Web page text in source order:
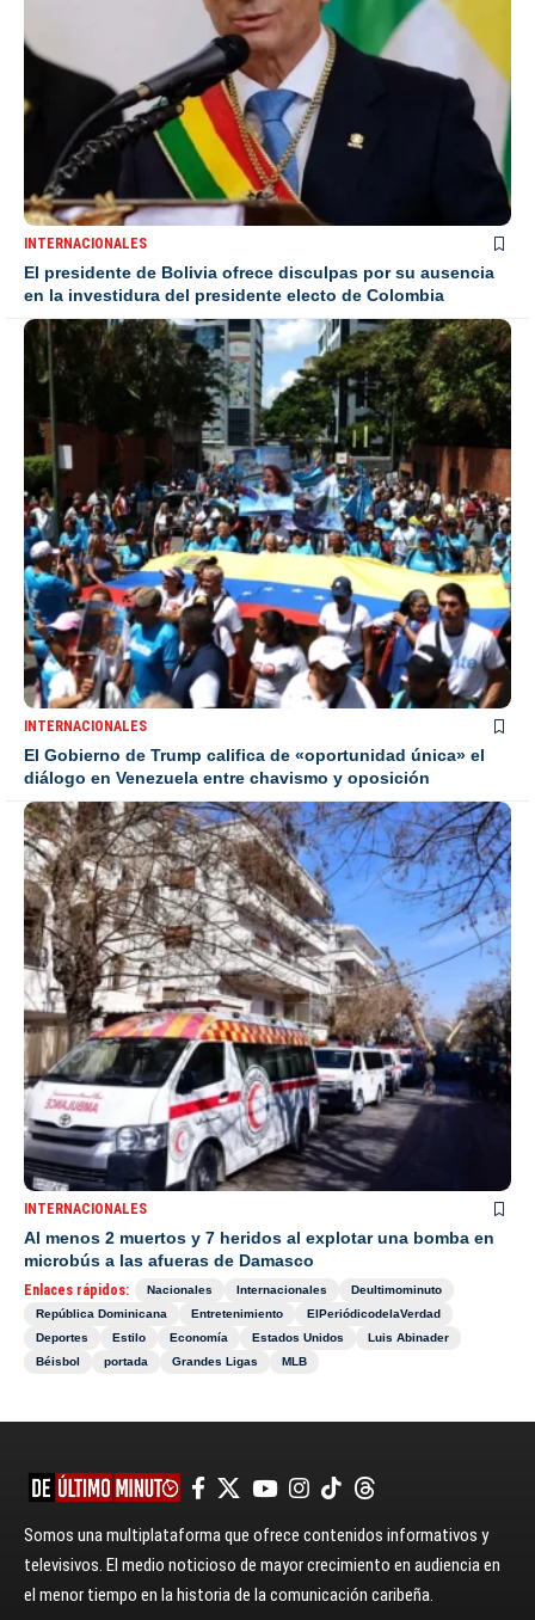
INTERNACIONALES
El presidente de Bolivia ofrece disculpas por su ausencia
en la investidura del presidente electo de Colombia
INTERNACIONALES
El Gobierno de Trump califica de «oportunidad única» el
diálogo en Venezuela entre chavismo y oposición
INTERNACIONALES
Al menos 2 muertos y 7 heridos al explotar una bomba en
microbús a las afueras de Damasco
Enlaces rápidos: Nacionales Internacionales
Deultimominuto
República Dominicana
Entretenimiento
ElPeriódicodelaVerdad
Deportes
Estilo Economía Estados Unidos
Luis Abinader
Béisbol
portada Grandes Ligas MLB
Somos una multiplataforma que ofrece contenidos informativos y
televisivos. El medio noticioso de mayor crecimiento en audiencia en
el menor tiempo en la historia de la comunicación caribeña.